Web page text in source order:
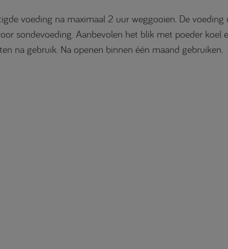
voeding na maximaal 2 uur weggooien. De voeding
sondevoeding. Aanbevolen het blik met poeder koel
na gebruik. Na openen binnen één maand gebruiken.